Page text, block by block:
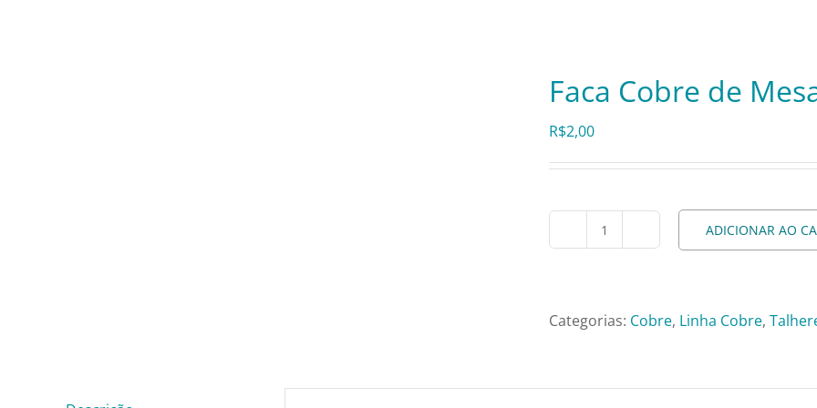
Faca Cobre de
R$2,00
Faca
Mesa
ADICIONAR AO
Categorias: Cobre, Linha Cobre,